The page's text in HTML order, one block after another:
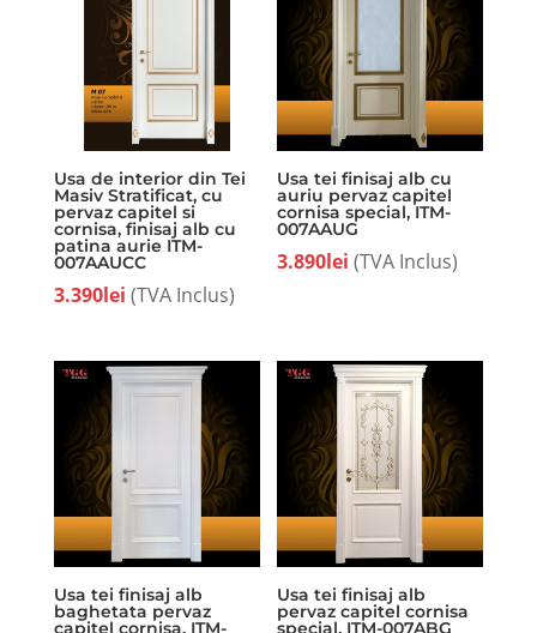
Usa de interior din Tei
Masiv Stratificat, cu
pervaz capitel si
cornisa, finisaj alb cu
patina aurie ITM-
007AAUCC
3.390lei (TVA Inclus)
Usa tei finisaj alb cu
auriu pervaz capitel
cornisa special, ITM-
007AAUG
3.890lei (TVA Inclus)
Usa tei finisaj alb
baghetata pervaz
capitel cornisa, ITM-
Usa tei finisaj alb
pervaz capitel cornisa
special, ITM-007ABG